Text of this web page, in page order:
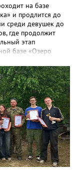
на базе
и продлится до
среди девушек до
где продолжит
этап
базе «Озеро
сборную
«Уралочки»